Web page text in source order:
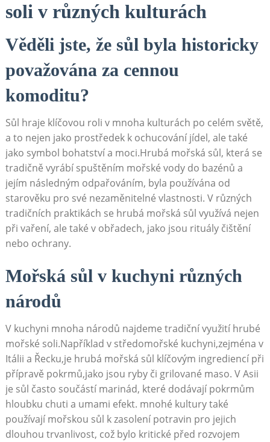
soli v různých kulturách
Věděli jste, že sůl⁤ byla historicky
považována za cennou‌
komoditu?
Sůl ⁢hraje klíčovou roli v mnoha kulturách ​po celém světě,
a to nejen jako prostředek k ochucování jídel, ale také⁤
jako‍ symbol bohatství a​ moci.Hrubá mořská sůl, která se
tradičně vyrábí spuštěním mořské vody do bazénů a
jejím následným odpařováním, byla používána od
starověku pro své​ nezaměnitelné vlastnosti. V různých
tradičních praktikách se ‍hrubá⁣ mořská sůl využívá nejen
při ‌vaření, ale také v ‍obřadech, jako ⁢jsou rituály čištění
nebo ​ochrany.
Mořská sůl‌ v kuchyni různých
národů
V kuchyni mnoha ​národů najdeme tradiční využití hrubé
mořské soli.Například ‍v středomořské kuchyni,zejména v
Itálii a⁤ Řecku,je hrubá mořská sůl klíčovým​ ingrediencí při
přípravě pokrmů,jako jsou ryby či grilované maso. V⁢ Asii
je sůl často součástí marinád, které dodávají pokrmům
hloubku chuti a umami efekt. mnohé kultury také
používají mořskou sůl k zasolení potravin pro jejich
dlouhou ⁤trvanlivost, což bylo kritické před rozvojem⁣